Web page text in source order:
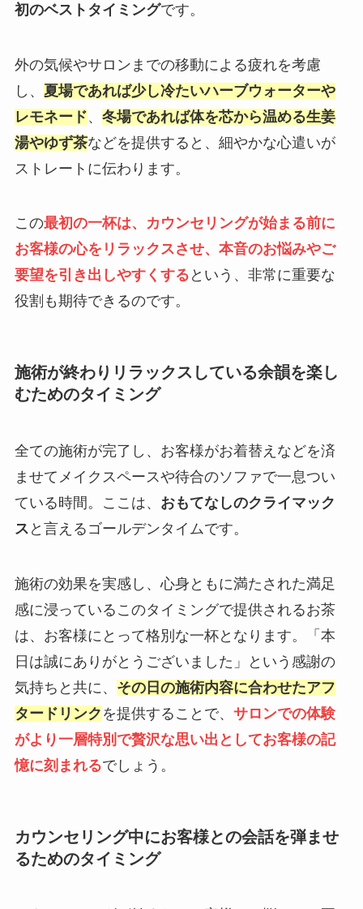
初のベストタイミングです。
外の気候やサロンまでの移動による疲れを考慮
し、 夏場であれば少し冷たいハーブウォーターや
レモネード、 冬場であれば体を芯から温める生姜
湯やゆず茶などを提供すると、細やかな心遣いが
ストレートに伝わります。
この最初の一杯は、カウンセリングが始まる前に
お客様の心をリラックスさせ、本音のお悩みやご
要望を引き出しやすくする という、非常に重要な
役割も期待できるのです。
施術が終わりリラックスしている余韻を楽し
むためのタイミング
全ての施術が完了し、お客様がお着替えなどを済
ませてメイクスペースや待合のソファで一息つい
ている時間。ここは、 おもてなしのクライマック
ス と言えるゴールデンタイムです。
施術の効果を実感し、心身ともに満たされた満足
感に浸っているこのタイミングで提供されるお茶
は、お客様にとって格別な一杯となります。「本
日は誠にありがとうございました」という感謝の
気持ちと共に、 その日の施術内容に合わせたアフ
タードリンク を提供することで、 サロンでの体験
がより一層特別で贅沢な思い出としてお客様の記
憶に刻まれるでしょう。
カウンセリング中にお客様との会話を弾ませ
るためのタイミング